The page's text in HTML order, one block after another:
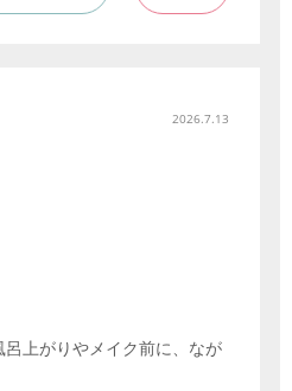
2026.7.13
上がりやメイク前に、なが